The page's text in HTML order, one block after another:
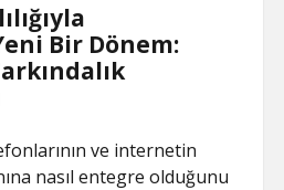
Bir Dönem:
ve internetin
nasıl entegre olduğunu